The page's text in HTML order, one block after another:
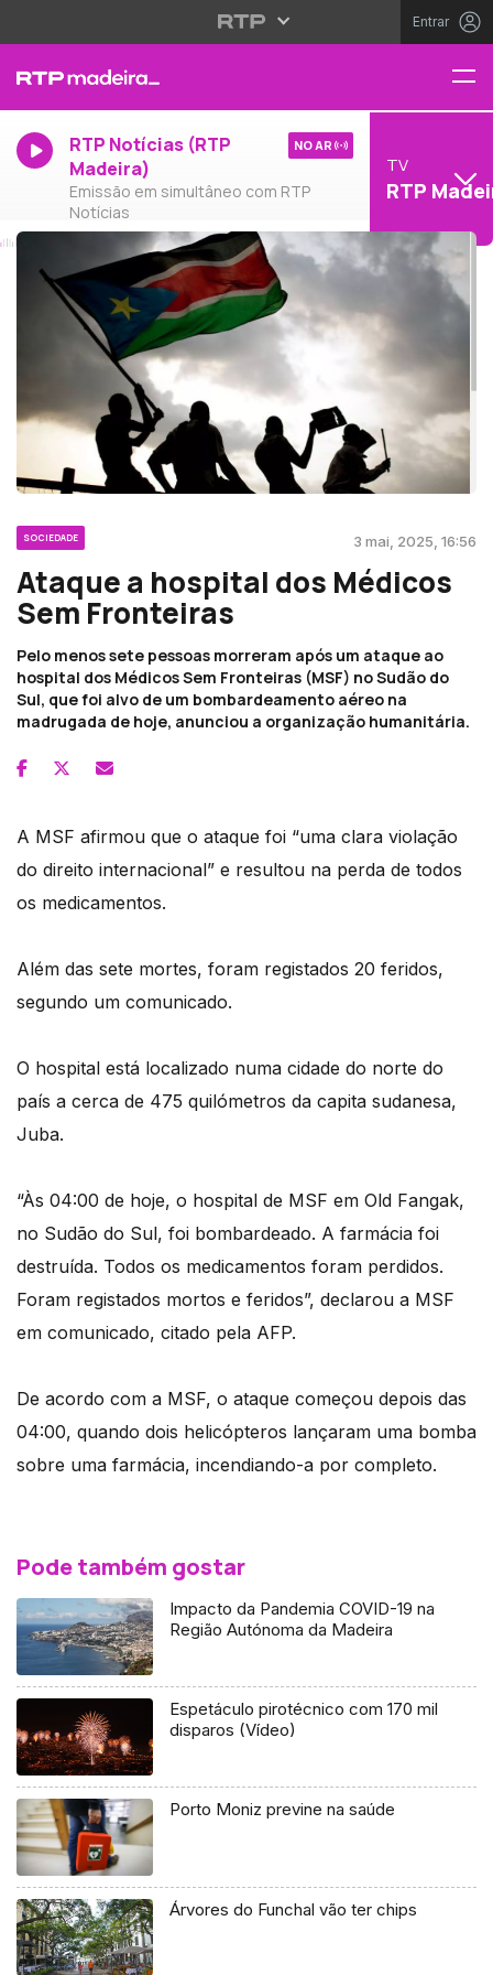
Entrar
RTP Notícias (RTP
Madeira)
Emissão em simultâneo com RTP
Notícias
NO AR
TV
RTP
SOCIEDADE 3 mai, 2025, 16:56
Ataque a hospital dos Médicos
Sem Fronteiras
Pelo menos sete pessoas morreram após um ataque ao
hospital dos Médicos Sem Fronteiras (MSF) no Sudão do
Sul, que foi alvo de um bombardeamento aéreo na
madrugada de hoje, anunciou a organização humanitária.
A MSF afirmou que o ataque foi “uma clara violação
do direito internacional” e resultou na perda de todos
os medicamentos.
Além das sete mortes, foram registados 20 feridos,
segundo um comunicado.
O hospital está localizado numa cidade do norte do
país a cerca de 475 quilómetros da capita sudanesa,
Juba.
“Às 04:00 de hoje, o hospital de MSF em Old Fangak,
no Sudão do Sul, foi bombardeado. A farmácia foi
destruída. Todos os medicamentos foram perdidos.
Foram registados mortos e feridos”, declarou a MSF
em comunicado, citado pela AFP.
De acordo com a MSF, o ataque começou depois das
04:00, quando dois helicópteros lançaram uma bomba
sobre uma farmácia, incendiando-a por completo.
Pode também gostar
Impacto da Pandemia COVID-19 na
Região Autónoma da Madeira
Espetáculo pirotécnico com 170 mil
disparos (Vídeo)
Porto Moniz previne na saúde
Árvores do Funchal vão ter chips